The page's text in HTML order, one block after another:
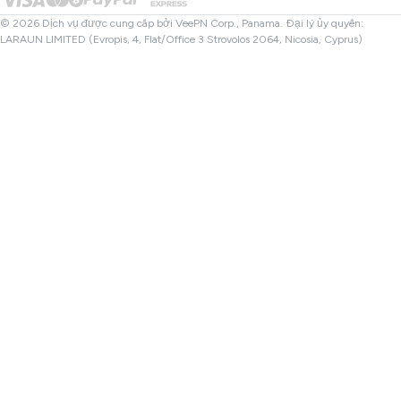
VPN Thổ Nhĩ Kỳ
© 2026 Dịch vụ được cung cấp bởi VeePN Corp., Panama. Đại lý ủy quyền:
LARAUN LIMITED (Evropis, 4, Flat/Office 3 Strovolos 2064, Nicosia, Cyprus)